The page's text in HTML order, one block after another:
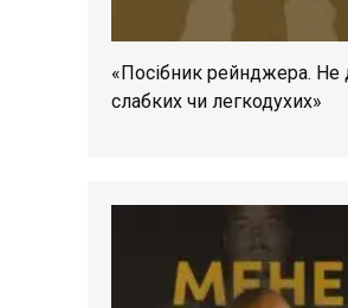
«Посібник рейнджера. Не
слабких чи легкодухих»